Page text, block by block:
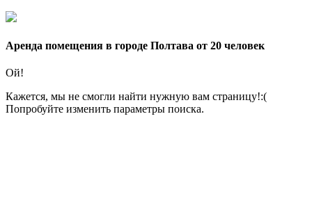
Аренда помещения в городе Полтава от 20 человек
Ой!
Кажется, мы не смогли найти нужную вам страницу!:(
Попробуйте изменить параметры поиска.